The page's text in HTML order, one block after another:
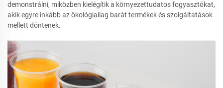
demonstrálni, miközben kielégítik a környezettudatos fogyasztókat,
akik egyre inkább az ökológiailag barát termékek és szolgáltatások
mellett döntenek.